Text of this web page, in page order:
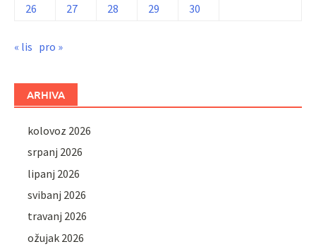
26
27 28 29 30
« lis pro »
ARHIVA
kolovoz 2026
srpanj 2026
lipanj 2026
svibanj 2026
travanj 2026
ožujak 2026